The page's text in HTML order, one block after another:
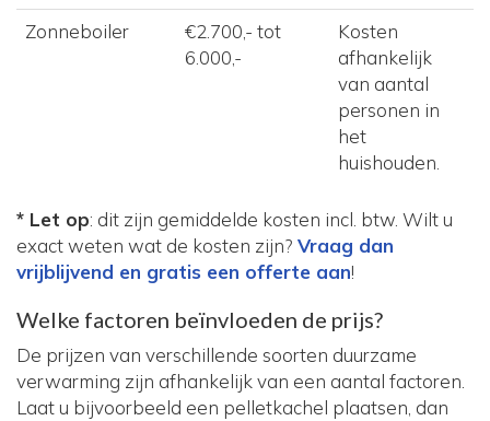
Zonneboiler
€2.700,- tot
6.000,-
Kosten
afhankelijk
van aantal
personen in
het
huishouden.
* Let op: dit zijn gemiddelde kosten incl. btw. Wilt u
exact weten wat de kosten zijn? Vraag dan
vrijblijvend en gratis een offerte aan!
Welke factoren beïnvloeden de prijs?
De prijzen van verschillende soorten duurzame
verwarming zijn afhankelijk van een aantal factoren.
Laat u bijvoorbeeld een pelletkachel plaatsen, dan